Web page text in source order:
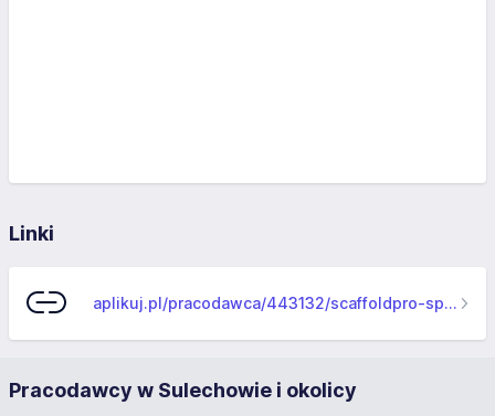
Linki
aplikuj.pl/pracodawca/443132/scaffoldpro-sp-z-o-o-
Pracodawcy w Sulechowie i okolicy